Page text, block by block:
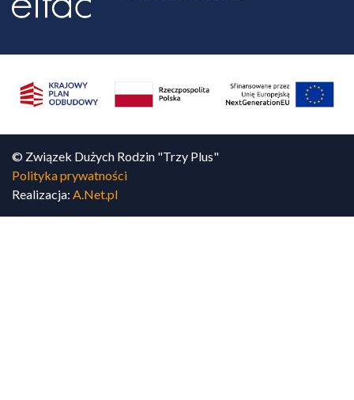
© Związek Dużych Rodzin "Trzy Plus"
Polityka prywatności
Realizacja: A.Net.pl